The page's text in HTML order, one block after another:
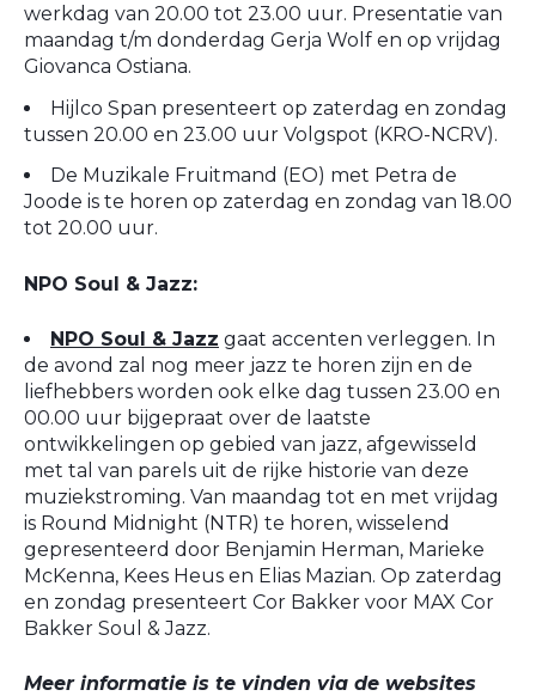
werkdag van 20.00 tot 23.00 uur. Presentatie van
maandag t/m donderdag Gerja Wolf en op vrijdag
Giovanca Ostiana.
Hijlco Span presenteert op zaterdag en zondag
tussen 20.00 en 23.00 uur Volgspot (KRO-NCRV).
De Muzikale Fruitmand (EO) met Petra de
Joode is te horen op zaterdag en zondag van 18.00
tot 20.00 uur.
NPO Soul & Jazz:
NPO Soul & Jazz gaat accenten verleggen. In
de avond zal nog meer jazz te horen zijn en de
liefhebbers worden ook elke dag tussen 23.00 en
00.00 uur bijgepraat over de laatste
ontwikkelingen op gebied van jazz, afgewisseld
met tal van parels uit de rijke historie van deze
muziekstroming. Van maandag tot en met vrijdag
is Round Midnight (NTR) te horen, wisselend
gepresenteerd door Benjamin Herman, Marieke
McKenna, Kees Heus en Elias Mazian. Op zaterdag
en zondag presenteert Cor Bakker voor MAX Cor
Bakker Soul & Jazz.
Meer informatie is te vinden via de websites